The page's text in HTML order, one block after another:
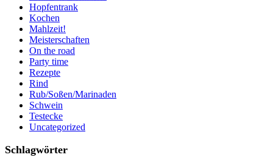
Hopfentrank
Kochen
Mahlzeit!
Meisterschaften
On the road
Party time
Rezepte
Rind
Rub/Soßen/Marinaden
Schwein
Testecke
Uncategorized
Schlagwörter